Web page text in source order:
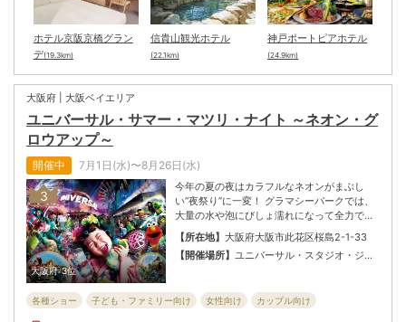
ホテル京阪京橋グラン
デ(19.3km)
信貴山観光ホテル
(22.1km)
神戸ポートピアホテル
(24.9km)
大阪府 | 大阪ベイエリア
ユニバーサル・サマー・マツリ・ナイト ～ネオン・グ
ロウアップ～
開催中 7月1日(水)〜8月26日(水)
3
大阪府 3位
今年の夏の夜はカラフルなネオンがまぶし
い“夜祭り”に一変！ グラマシーパークでは、
大量の水や泡にびしょ濡れになって全力で踊
ったり、DJスチュアートとハチャメチャにヒ
ートアップしたり！ ストリートを歩けば、超
クールなパフォーマンスに次々巻き込まれな
を外して、“お祭り騒ぎ”の新体験を味わお
【所在地】 大阪府大阪市此花区桜島2-1-33
【開催場所】 ユニバーサル・スタジオ・ジャ
各種ショー 子ども・ファミリー向け 女性向け
カップル向け